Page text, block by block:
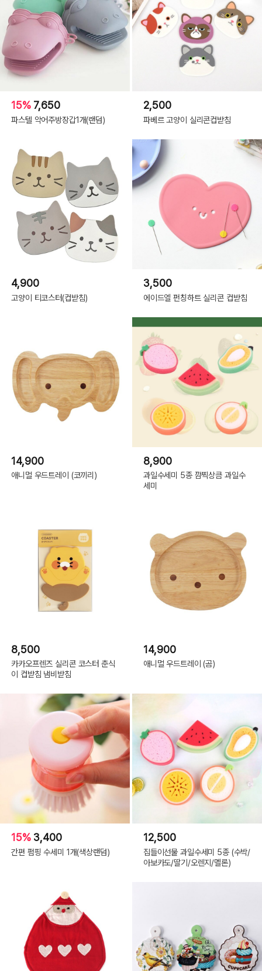
15% 7,650
파스텔 악어주방장갑1개(랜덤)
2,500
파베르 고양이 실리콘컵받침
4,900
고양이 티코스터(컵받침)
3,500
에이드엘 펀칭하트 실리콘 컵받침
14,900
애니멀 우드트레이 (코끼리)
8,900
과일수세미 5종 깜찍상큼 과일수
세미
8,500
카카오프렌즈 실리콘 코스터 춘식
이 컵받침 냄비받침
14,900
애니멀 우드트레이 (곰)
15% 3,400
간편 펌핑 수세미 1개(색상랜덤)
12,500
집들이선물 과일수세미 5종 (수박/
아보카도/딸기/오렌지/멜론)